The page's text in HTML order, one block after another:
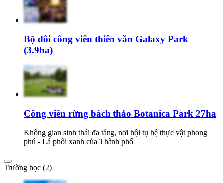
Bộ đôi công viên thiên văn Galaxy Park
(3.9ha)
Công viên rừng bách thảo Botanica Park 27ha
Không gian sinh thái đa tầng, nơi hội tụ hệ thực vật phong
phú - Lá phổi xanh của Thành phố
Trường học (2)